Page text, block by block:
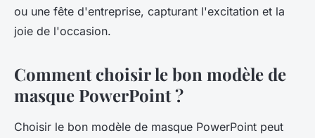
ou une fête d'entreprise, capturant l'excitation et la
joie de l'occasion.
Comment choisir le bon modèle de
masque PowerPoint ?
Choisir le bon modèle de masque PowerPoint peut